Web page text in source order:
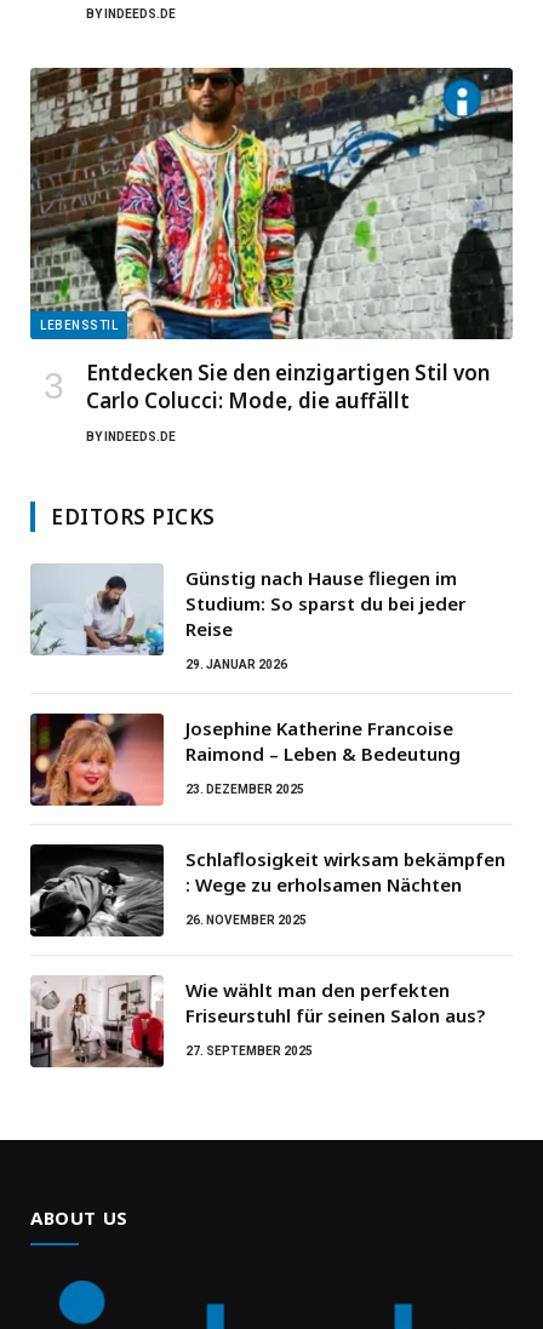
BY INDEEDS.DE
LEBENSSTIL
Entdecken Sie den einzigartigen Stil von
Carlo Colucci: Mode, die auffällt
BY INDEEDS.DE
EDITORS PICKS
Günstig nach Hause fliegen im
Studium: So sparst du bei jeder
Reise
29. JANUAR 2026
Josephine Katherine Francoise
Raimond – Leben & Bedeutung
23. DEZEMBER 2025
Schlaflosigkeit wirksam bekämpfen
: Wege zu erholsamen Nächten
26. NOVEMBER 2025
Wie wählt man den perfekten
Friseurstuhl für seinen Salon aus?
27. SEPTEMBER 2025
ABOUT US